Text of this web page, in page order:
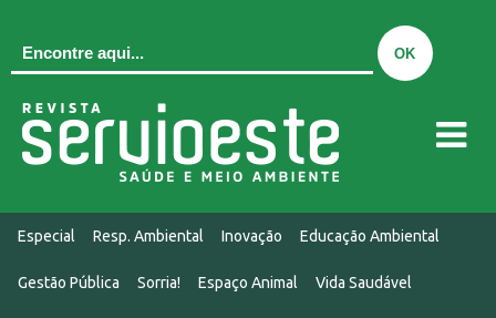
Especial Resp. Ambiental Inovação Educação Ambiental
Gestão Pública Sorria! Espaço Animal Vida Saudável
QUEM SOMOS